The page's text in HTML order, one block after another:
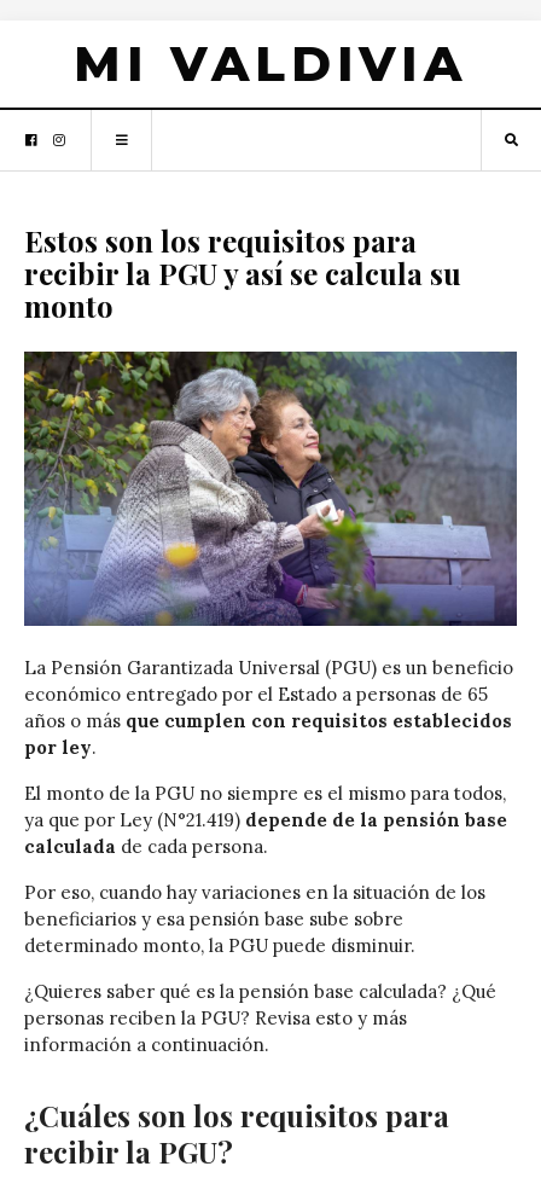
MI VALDIVIA
Estos son los requisitos para
recibir la PGU y así se calcula su
monto
La Pensión Garantizada Universal (PGU) es un beneficio
económico entregado por el Estado a personas de 65
años o más que cumplen con requisitos establecidos
por ley.
El monto de la PGU no siempre es el mismo para todos,
ya que por Ley (N°21.419) depende de la pensión base
calculada de cada persona.
Por eso, cuando hay variaciones en la situación de los
beneficiarios y esa pensión base sube sobre
determinado monto, la PGU puede disminuir.
¿Quieres saber qué es la pensión base calculada? ¿Qué
personas reciben la PGU? Revisa esto y más
información a continuación.
¿Cuáles son los requisitos para
recibir la PGU?